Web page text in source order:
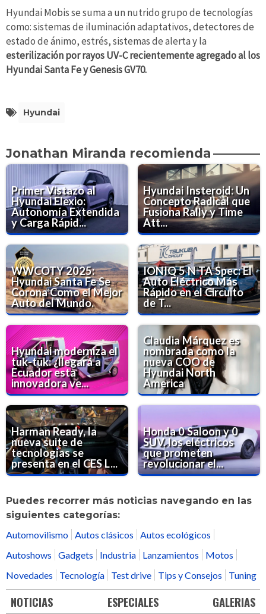
Hyundai Mobis se suma a un nutrido grupo de tecnologías
como: sistemas de iluminación adaptativos, detectores de
estado de ánimo, estrés, sistemas de alerta y la
esterilización por rayos UV-C recientemente agregado al los
Hyundai Santa Fe y Genesis GV70.
Hyundai
Jonathan Miranda recomienda
Primer Vistazo al
Hyundai Elexio:
Autonomía Extendida
y Carga Rápid...
Hyundai Insteroid: Un
Concepto Radical que
Fusiona Rally y Time
Att...
WWCOTY 2025:
Hyundai Santa Fe Se
Corona Como el Mejor
Auto del Mundo.
IONIQ 5 N TA Spec: El
Auto Eléctrico Más
Rápido en el Circuito
de T...
Hyundai moderniza el
tuk-tuk: ¿llegará a
Ecuador esta
innovadora ve...
Claudia Márquez es
nombrada como la
nueva COO de
Hyundai North
America
Harman Ready, la
nueva suite de
tecnologías se
presenta en el CES L...
Honda 0 Saloon y 0
SUV, los eléctricos
que prometen
revolucionar el...
Puedes recorrer más noticias navegando en las
siguientes categorías:
Automovilismo Autos clásicos
Autos ecológicos
Autoshows
Gadgets Industria Lanzamientos
Motos
Novedades
Tecnología Test drive Tips y Consejos Tuning
NOTICIAS ESPECIALES GALERIAS